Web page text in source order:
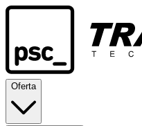
Oferta